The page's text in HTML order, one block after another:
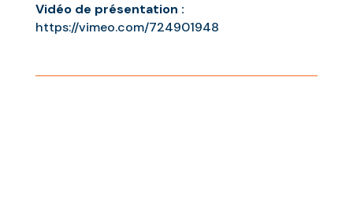
Vidéo de présentation :
https://vimeo.com/724901948